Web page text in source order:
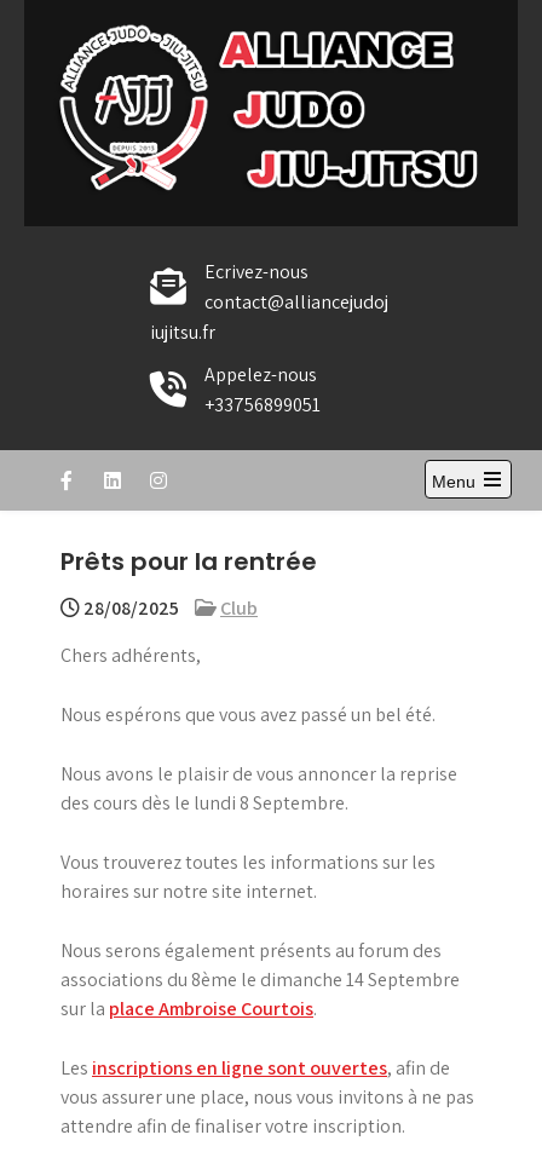
content
Alliance Judo Jiu-jitsu
Ecrivez-nous
contact@alliancejudoj
iujitsu.fr
Appelez-nous
+33756899051
Menu
Open
Prêts pour la rentrée
28/08/2025
Club
Chers adhérents,
Nous espérons que vous avez passé un bel été.
Nous avons le plaisir de vous annoncer la reprise
des cours dès le lundi 8 Septembre.
Vous trouverez toutes les informations sur les
horaires sur notre site internet.
Nous serons également présents au forum des
associations du 8ème le dimanche 14 Septembre
sur la place Ambroise Courtois.
Les inscriptions en ligne sont ouvertes, afin de
vous assurer une place, nous vous invitons à ne pas
attendre afin de finaliser votre inscription.